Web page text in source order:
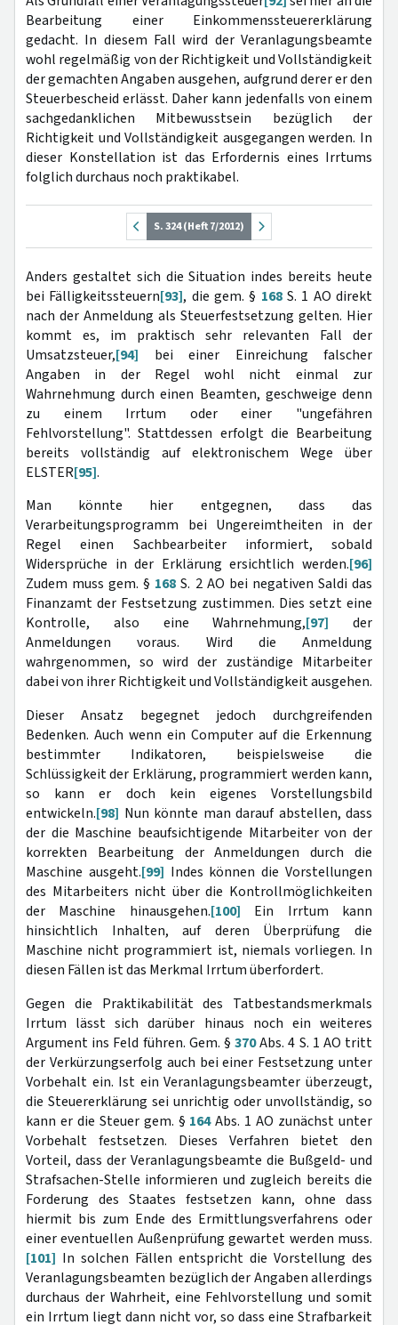
Bearbeitung einer Einkommenssteuererklärung
gedacht. In diesem Fall wird der Veranlagungsbeamte
wohl regelmäßig von der Richtigkeit und Vollständigkeit
der gemachten Angaben ausgehen, aufgrund derer er den
Steuerbescheid erlässt. Daher kann jedenfalls von einem
sachgedanklichen Mitbewusstsein bezüglich der
Richtigkeit und Vollständigkeit ausgegangen werden. In
dieser Konstellation ist das Erfordernis eines Irrtums
folglich durchaus noch praktikabel.
S. 324 (Heft 7/2012)
Anders gestaltet sich die Situation indes bereits heute
bei Fälligkeitssteuern[93], die gem. § 168S. 1 AO direkt
nach der Anmeldung als Steuerfestsetzung gelten. Hier
kommt es, im praktisch sehr relevanten Fall der
Umsatzsteuer,[94] bei einer Einreichung falscher
Angaben in der Regel wohl nicht einmal zur
Wahrnehmung durch einen Beamten, geschweige denn
zu einem Irrtum oder einer "ungefähren
Fehlvorstellung". Stattdessen erfolgt die Bearbeitung
bereits vollständig auf elektronischem Wege über
ELSTER[95].
Man könnte hier entgegnen, dass das
Verarbeitungsprogramm bei Ungereimtheiten in der
Regel einen Sachbearbeiter informiert, sobald
Widersprüche in der Erklärung ersichtlich werden.[96]
Zudem muss gem. § 168 S. 2 AO bei negativen Saldi das
Finanzamt der Festsetzung zustimmen. Dies setzt eine
Kontrolle, also eine Wahrnehmung,[97] der
Anmeldungen voraus. Wird die Anmeldung
wahrgenommen, so wird der zuständige Mitarbeiter
dabei von ihrer Richtigkeit und Vollständigkeit ausgehen.
Dieser Ansatz begegnet jedoch durchgreifenden
Bedenken. Auch wenn ein Computer auf die Erkennung
bestimmter Indikatoren, beispielsweise die
Schlüssigkeit der Erklärung, programmiert werden kann,
so kann er doch kein eigenes Vorstellungsbild
entwickeln.[98] Nun könnte man darauf abstellen, dass
der die Maschine beaufsichtigende Mitarbeiter von der
korrekten Bearbeitung der Anmeldungen durch die
Maschine ausgeht.[99] Indes können die Vorstellungen
des Mitarbeiters nicht über die Kontrollmöglichkeiten
der Maschine hinausgehen.[100] Ein Irrtum kann
hinsichtlich Inhalten, auf deren Überprüfung die
Maschine nicht programmiert ist, niemals vorliegen. In
diesen Fällen ist das Merkmal Irrtum überfordert.
Gegen die Praktikabilität des Tatbestandsmerkmals
Irrtum lässt sich darüber hinaus noch ein weiteres
Argument ins Feld führen. Gem. § 370Abs. 4 S. 1 AO tritt
der Verkürzungserfolg auch bei einer Festsetzung unter
Vorbehalt ein. Ist ein Veranlagungsbeamter überzeugt,
die Steuererklärung sei unrichtig oder unvollständig, so
kann er die Steuer gem. § 164Abs. 1 AO zunächst unter
Vorbehalt festsetzen. Dieses Verfahren bietet den
Vorteil, dass der Veranlagungsbeamte die Bußgeld- und
Strafsachen-Stelle informieren und zugleich bereits die
Forderung des Staates festsetzen kann, ohne dass
hiermit bis zum Ende des Ermittlungsverfahrens oder
einer eventuellen Außenprüfung gewartet werden muss.
[101] In solchen Fällen entspricht die Vorstellung des
Veranlagungsbeamten bezüglich der Angaben allerdings
durchaus der Wahrheit, eine Fehlvorstellung und somit
ein Irrtum liegt dann nicht vor, so dass eine Strafbarkeit